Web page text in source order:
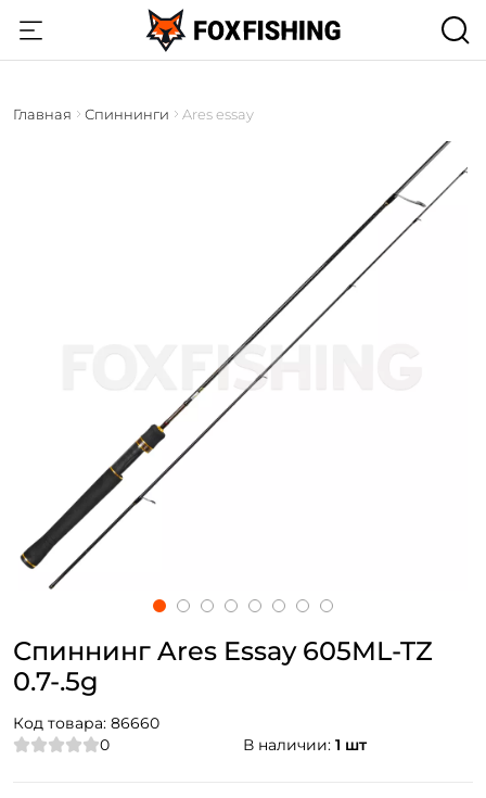
Главная Спиннинги Ares essay
Спиннинг Ares Essay 605ML-TZ
0.7-.5g
Код товара: 86660
0
В наличии: 1 шт